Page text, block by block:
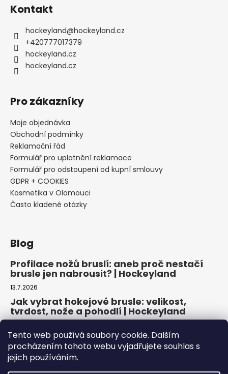
Tento web používá soubory cookie. Dalším
procházením tohoto webu vyjadřujete souhlas s
jejich používáním.
Kontakt
hockeyland@hockeyland.cz
+420777017379
hockeyland.cz
hockeyland.cz
Pro zákazníky
Moje objednávka
Obchodní podmínky
Reklamační řád
Formulář pro uplatnění reklamace
Formulář pro odstoupení od kupní smlouvy
GDPR + COOKIES
Kosmetika v Olomouci
Často kladené otázky
Blog
Profilace nožů bruslí: aneb proč nestačí
brusle jen nabrousit? | Hockeyland
13.7.2026
Jak vybrat hokejové brusle: velikost,
tvrdost, nože a pohodlí | Hockeyland
Jak vybrat inline brusle: praktický
průvodce pro pohodlnou a bezpečnou
jízdu | Hockeyland